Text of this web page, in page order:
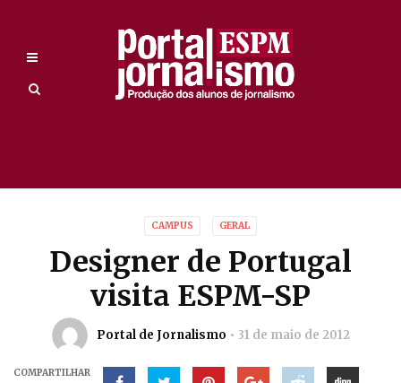
CAMPUS GERAL
Designer de Portugal
visita ESPM-SP
Portal de Jornalismo 31 de maio de 2012
COMPARTILHAR